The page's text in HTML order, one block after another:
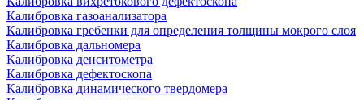
Калибровка газоанализатора
Калибровка гребенки для определения толщины мокрого слоя
Калибровка дальномера
Калибровка денситометра
Калибровка дефектоскопа
Калибровка динамического твердомера